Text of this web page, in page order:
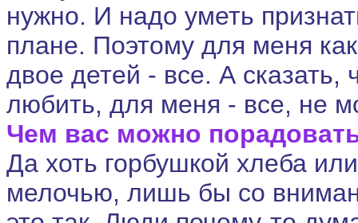
нужно. И надо уметь
плане. Поэтому для меня
двое детей - все. А сказать,
любить, для меня - все, не
Чем вас можно
Да хоть горбушкой хлеба
мелочью, лишь бы со